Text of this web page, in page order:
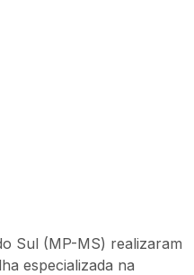
Sul (MP-MS) realizaram
especializada na